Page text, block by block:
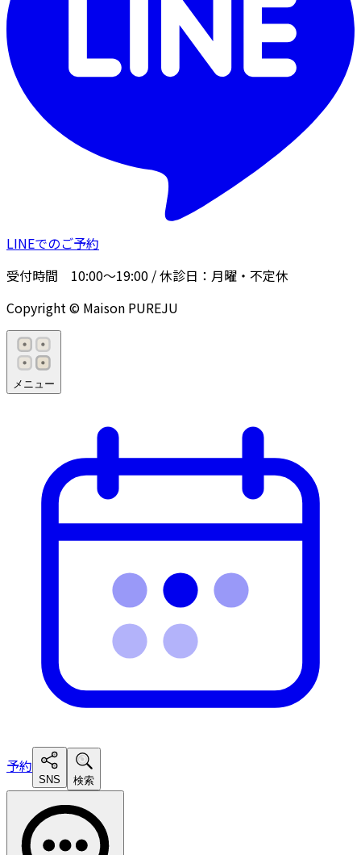
LINEでのご予約
受付時間 10:00〜19:00 / 休診日： 月曜・不定休
Copyright © Maison PUREJU
メニュー
予約
SNS 検索